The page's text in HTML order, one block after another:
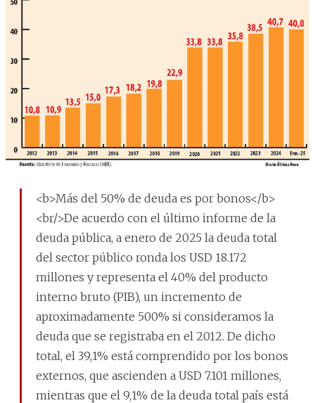
<b>Más del 50% de deuda es por bonos</b>
<br/>De acuerdo con el último informe de la
deuda pública, a enero de 2025 la deuda total
del sector público ronda los USD 18.172
millones y representa el 40% del producto
interno bruto (PIB), un incremento de
aproximadamente 500% si consideramos la
deuda que se registraba en el 2012. De dicho
total, el 39,1% está comprendido por los bonos
externos, que ascienden a USD 7.101 millones,
mientras que el 9,1% de la deuda total país está